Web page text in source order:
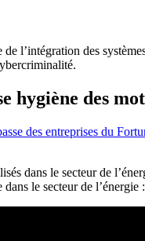
l’intégration des
hygiène des
des entreprises du
dans le secteur de
le secteur de l’énergie :